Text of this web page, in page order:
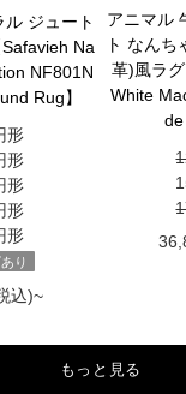
ジュート
Na
NF801N
Rug】
形
形
形
形
形
り
込)~
アニマル
ト なん
革)風ラ
White
de
もっと見る